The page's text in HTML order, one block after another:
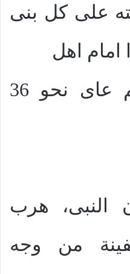
على كل بنى
امام اهل
عاى، وقتل منهم عاى نحو 36
النبى، هرب
من وجه